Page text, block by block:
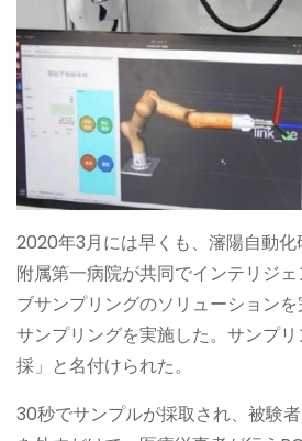
2020年3月には早くも、瀋陽自動
附属第一病院が共同でインテリジ
ブサンプリングのソリューション
サンプリングを実施した。サンプ
採」と名付けられた。
30秒でサンプルが採取され、被験